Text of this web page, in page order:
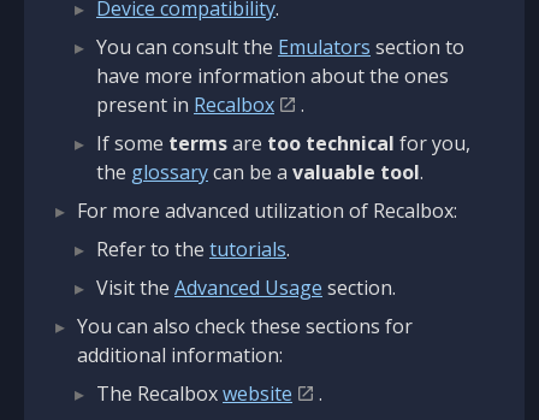
Device compatibility.
You can consult the Emulators section to
have more information about the ones
present in Recalbox
.
If some termsare too technical for you,
the glossarycan be a valuable tool.
For more advanced utilization of Recalbox:
Refer to the tutorials.
Visit the Advanced Usage section.
You can also check these sections for
additional information:
The Recalboxwebsite
.